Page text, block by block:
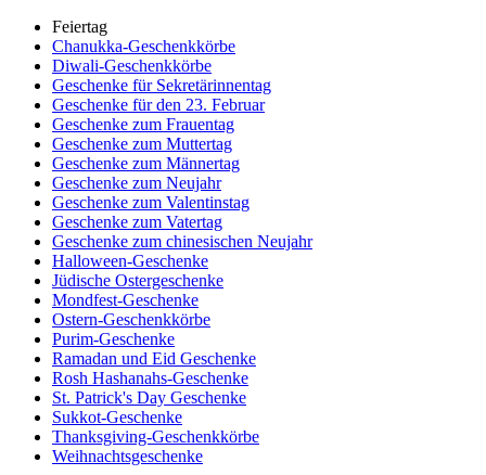
Feiertag
Chanukka-Geschenkkörbe
Diwali-Geschenkkörbe
Geschenke für Sekretärinnentag
Geschenke für den 23. Februar
Geschenke zum Frauentag
Geschenke zum Muttertag
Geschenke zum Männertag
Geschenke zum Neujahr
Geschenke zum Valentinstag
Geschenke zum Vatertag
Geschenke zum chinesischen Neujahr
Halloween-Geschenke
Jüdische Ostergeschenke
Mondfest-Geschenke
Ostern-Geschenkkörbe
Purim-Geschenke
Ramadan und Eid Geschenke
Rosh Hashanahs-Geschenke
St. Patrick's Day Geschenke
Sukkot-Geschenke
Thanksgiving-Geschenkkörbe
Weihnachtsgeschenke